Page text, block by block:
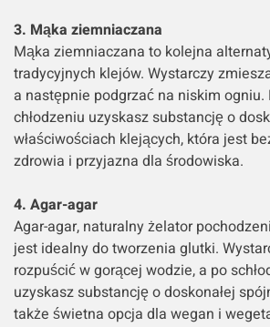
3. Mąka ziemniaczana
Mąka ziemniaczana to kolejna
tradycyjnych klejów. Wystarczy
a następnie podgrzać na niskim ogniu.
chłodzeniu uzyskasz substancję o
właściwościach klejących, która jest
zdrowia i przyjazna dla środowiska.
4. Agar-agar
Agar-agar, naturalny żelator
jest idealny do tworzenia glutki.
rozpuścić w gorącej wodzie, a po
uzyskasz substancję o doskonałej
także świetna opcja dla wegan i